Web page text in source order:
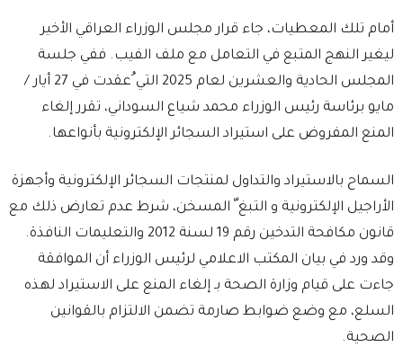
أمام تلك المعطيات، جاء قرار مجلس الوزراء العراقي الأخير
ليغير النهج المتبع في التعامل مع ملف الفيب. ففي جلسة
المجلس الحادية والعشرين لعام 2025 التي ُعقدت في 27 أيار /
مايو برئاسة رئيس الوزراء محمد شياع السوداني، تقرر إلغاء
المنع المفروض على استيراد السجائر الإلكترونية بأنواعها.
السماح بالاستيراد والتداول لمنتجات السجائر الإلكترونية وأجهزة
الأراجيل الإلكترونية و التبغ ّ المسخن، شرط عدم تعارض ذلك مع
قانون مكافحة التدخين رقم 19 لسنة 2012 والتعليمات النافذة.
وقد ورد في بيان المكتب الاعلامي لرئيس الوزراء أن الموافقة
جاءت على قيام وزارة الصحة بـ إلغاء المنع على الاستيراد لهذه
السلع، مع وضع ضوابط صارمة تضمن الالتزام بالقوانين
الصحية.